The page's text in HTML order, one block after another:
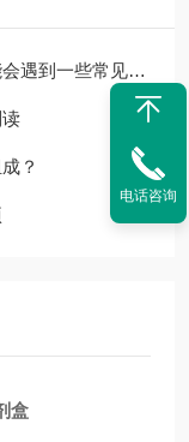
到一些常见问题
？
盒
电话咨询